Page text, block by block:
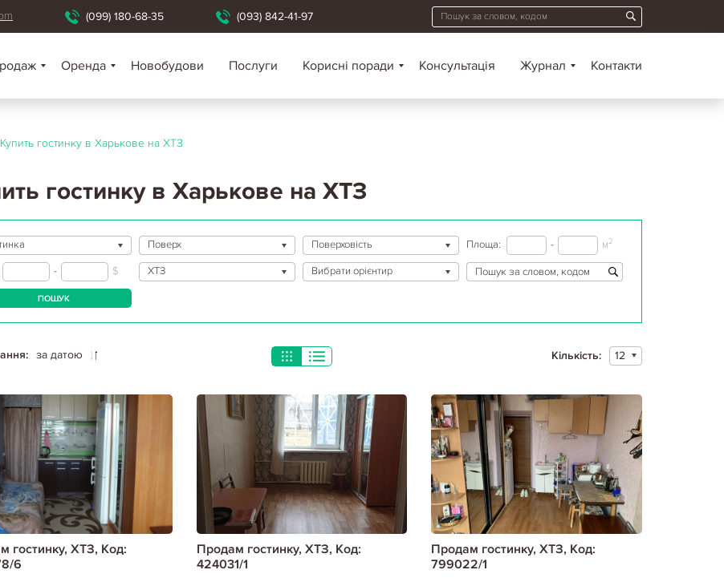
(099) 180-68-35 (093) 842-41-97
Оренда Новобудови Послуги Корисні поради Консультація Журнал Контакти
Купить гостинку в Харькове на ХТЗ
гостинку в Харькове на ХТЗ
Поверх Поверховість Площа: - м2
- $ ХТЗ Вибрати орієнтир
ПОШУК
за датою Кількість: 12
гостинку, ХТЗ, Код:
6
Продам гостинку, ХТЗ, Код:
424031/1
Продам гостинку, ХТЗ, Код:
799022/1